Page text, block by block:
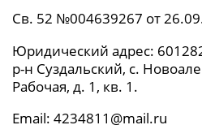
Св. 52 №004639267 от
Юридический адрес:
р-н Суздальский, с.
Рабочая, д. 1, кв. 1.
Email: 4234811@mail.ru